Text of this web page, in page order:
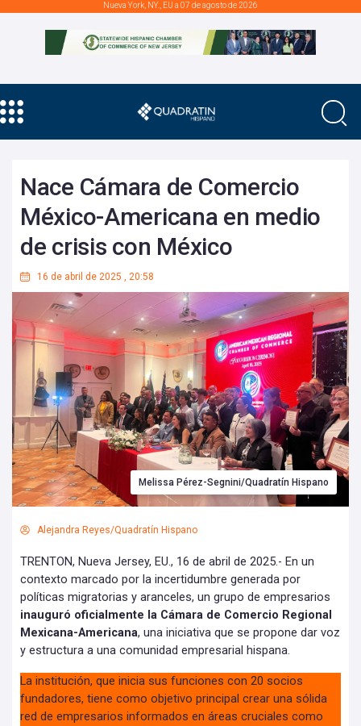
Nueva York, NY., EU a 07 de agosto de 2026
Nace Cámara de Comercio
México-Americana en medio
de crisis con México
16 de abril de 2025 , 20:58
Melissa Pérez-Segnini/Quadratín Hispano
Alejandra Reyes/Quadratín Hispano
TRENTON, Nueva Jersey, EU., 16 de abril de 2025.- En un
contexto marcado por la incertidumbre generada por
políticas migratorias y aranceles, un grupo de empresarios
inauguró oficialmente la Cámara de Comercio Regional
Mexicana-Americana, una iniciativa que se propone dar voz
y estructura a una comunidad empresarial hispana.
La institución, que inicia sus funciones con 20 socios
fundadores, tiene como objetivo principal crear una sólida
red de empresarios informados en áreas cruciales como